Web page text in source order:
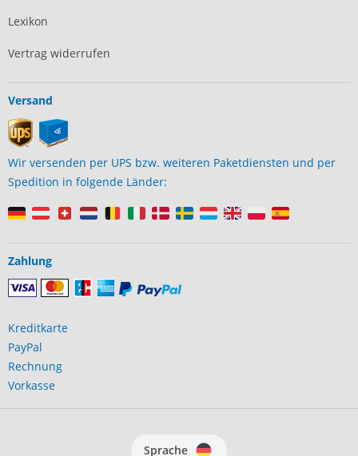
Lexikon
Vertrag widerrufen
Versand
Wir versenden per UPS bzw. weiteren Paketdiensten und per
Spedition in folgende Länder:
Zahlung
Kreditkarte
PayPal
Rechnung
Vorkasse
Sprache